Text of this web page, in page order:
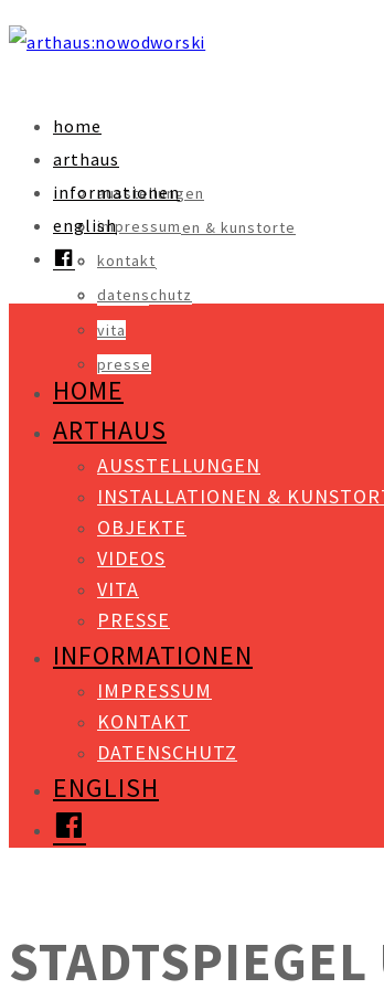
home
arthaus
ausstellungen
installationen & kunstorte
objekte
videos
vita
presse
informationen
impressum
kontakt
datenschutz
english
facebook
HOME
ARTHAUS
AUSSTELLUNGEN
INSTALLATIONEN &
OBJEKTE
VIDEOS
VITA
PRESSE
INFORMATIONEN
IMPRESSUM
KONTAKT
DATENSCHUTZ
ENGLISH